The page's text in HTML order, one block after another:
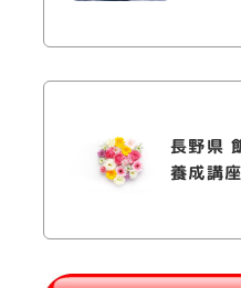
長野県
養成講